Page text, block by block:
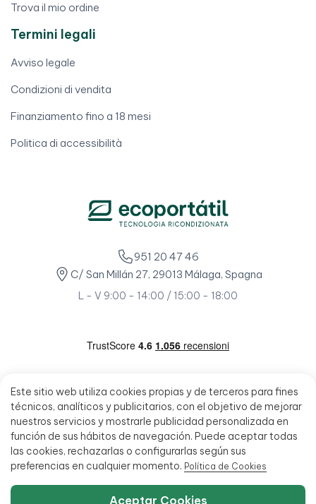
Este sitio web utiliza cookies propias y de terceros para fines
técnicos, analíticos y publicitarios, con el objetivo de mejorar
nuestros servicios y mostrarle publicidad personalizada en
función de sus hábitos de navegación. Puede aceptar todas
las cookies, rechazarlas o configurarlas según sus
preferencias en cualquier momento. Política de Cookies
Aceptar Cookies
Trova il mio ordine
Termini legali
Avviso legale
Condizioni di vendita
Finanziamento fino a 18 mesi
Politica di accessibilità
951 20 47 46
C/ San Millán 27, 29013 Málaga, Spagna
L - V 9:00 - 14:00 / 15:00 - 18:00